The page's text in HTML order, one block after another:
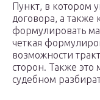
Пункт, в котором
договора, а также
формулировать
четкая
возможности
сторон. Также это
судебном